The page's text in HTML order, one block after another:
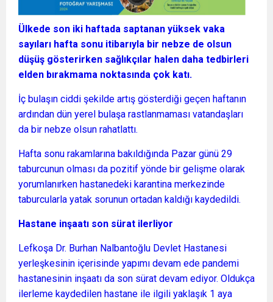
Ülkede son iki haftada saptanan yüksek vaka
sayıları hafta sonu itibarıyla bir nebze de olsun
düşüş gösterirken sağlıkçılar halen daha tedbirleri
elden bırakmama noktasında çok katı.
İç bulaşın ciddi şekilde artış gösterdiği geçen haftanın
ardından dün yerel bulaşa rastlanmaması vatandaşları
da bir nebze olsun rahatlattı.
Hafta sonu rakamlarına bakıldığında Pazar günü 29
taburcunun olması da pozitif yönde bir gelişme olarak
yorumlanırken hastanedeki karantina merkezinde
taburcularla yatak sorunun ortadan kaldığı kaydedildi.
Hastane inşaatı son sürat ilerliyor
Lefkoşa Dr. Burhan Nalbantoğlu Devlet Hastanesi
yerleşkesinin içerisinde yapımı devam ede pandemi
hastanesinin inşaatı da son sürat devam ediyor. Oldukça
ilerleme kaydedilen hastane ile ilgili yaklaşık 1 aya